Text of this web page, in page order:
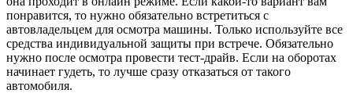
понравится, то нужно обязательно встретиться с
автовладельцем для осмотра машины. Только используйте все
средства индивидуальной защиты при встрече. Обязательно
нужно после осмотра провести тест-драйв. Если на оборотах
начинает гудеть, то лучше сразу отказаться от такого
автомобиля.